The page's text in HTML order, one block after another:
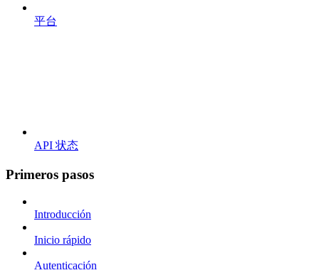
平台
API 状态
Primeros pasos
Introducción
Inicio rápido
Autenticación